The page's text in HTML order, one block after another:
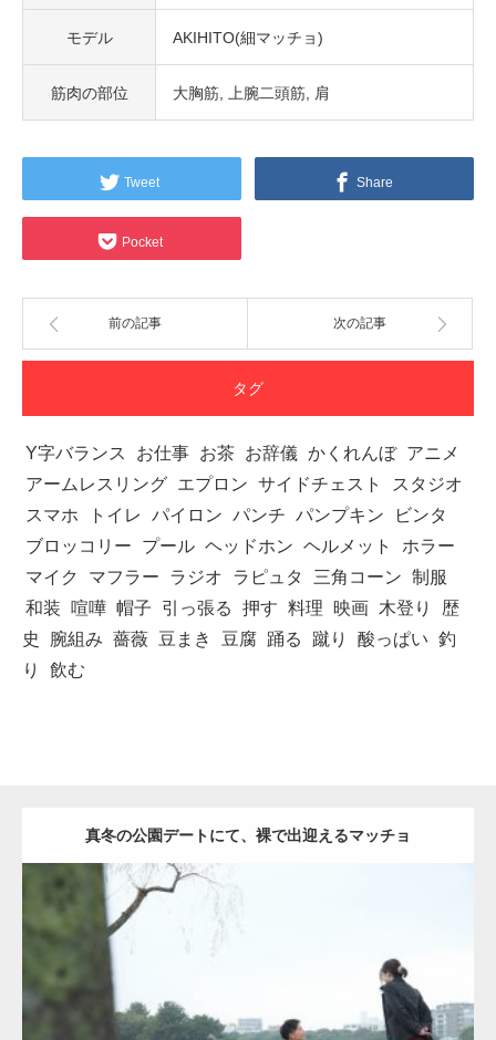
モデル AKIHITO(細マッチョ)
筋肉の部位 大胸筋 上腕二頭筋 肩
Tweet Share
Pocket
前の記事 次の記事
タグ
Y字バランス お仕事 お茶 お辞儀 かくれんぼ アニメ
アームレスリング エプロン サイドチェスト
スタジオ
スマホ
トイレ パイロン パンチ パンプキン
ビンタ
ブロッコリー
プール ヘッドホン ヘルメット
ホラー
マイク
マフラー ラジオ ラピュタ 三角コーン 制服
和装
喧嘩 帽子 引っ張る 押す 料理 映画 木登り
歴
史
腕組み 薔薇 豆まき 豆腐 踊る 蹴り 酸っぱい 釣
り
飲む
真冬の公園デートにて、裸で出迎えるマッチョ
公園のマッチョ AKIHITO(細マッチョ) 背中